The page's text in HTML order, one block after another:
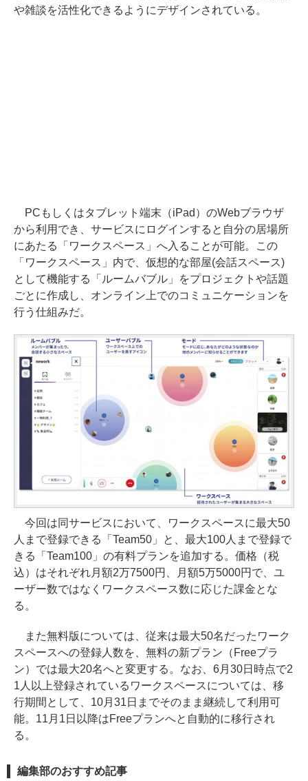
や雑談を活性化できるようにデザインされている。
PCもしくはタブレット端末（iPad）のWebブラウザ
から利用でき、サービスにログインすると自分の居場所
にあたる「ワークスペース」へ入ることが可能。この
「ワークスペース」内で、仮想的な部屋(会話スペース)
として機能する「ルームバブル」をプロジェクトや話題
ごとに作成し、オンライン上でのコミュニケーションを
行う仕組みだ。
今回は同サービスにおいて、ワークスペースに最大50
人まで登録できる「Team50」と、最大100人まで登録で
きる「Team100」の有料プランを追加する。価格（税
込）はそれぞれ月額2万7500円、月額5万5000円で、ユ
ーザー数ではなくワークスペース数に応じた課金とな
る。
また無料版については、従来は最大50名だったワーク
スペースへの登録人数を、無料の新プラン（Freeプラ
ン）では最大20名へと変更する。なお、6月30日時点で2
1人以上登録されているワークスペースについては、移
行期間として、10月31日までそのまま継続して利用可
能。11月1日以降はFreeプランへと自動的に移行され
る。
編集部のおすすめ記事